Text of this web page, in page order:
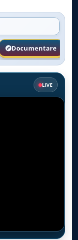
Documentare
LIVE